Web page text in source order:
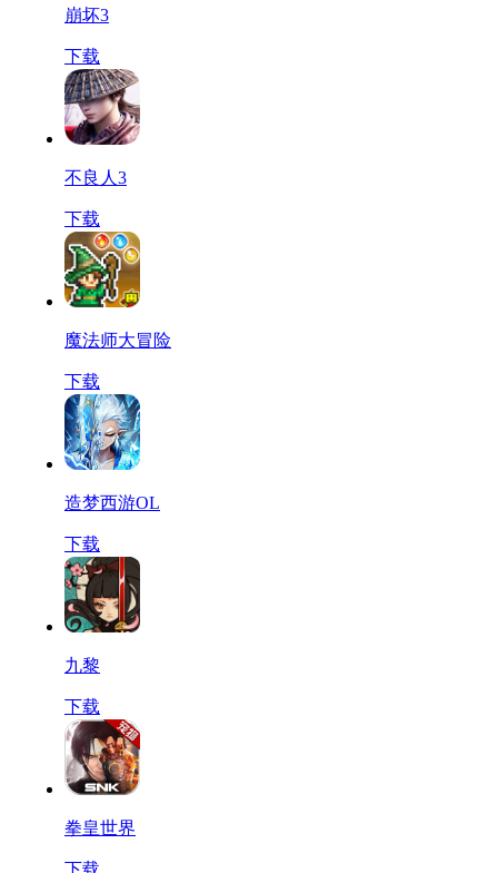
崩坏3
下载
不良人3
下载
魔法师大冒险
下载
造梦西游OL
下载
九黎
下载
拳皇世界
下载